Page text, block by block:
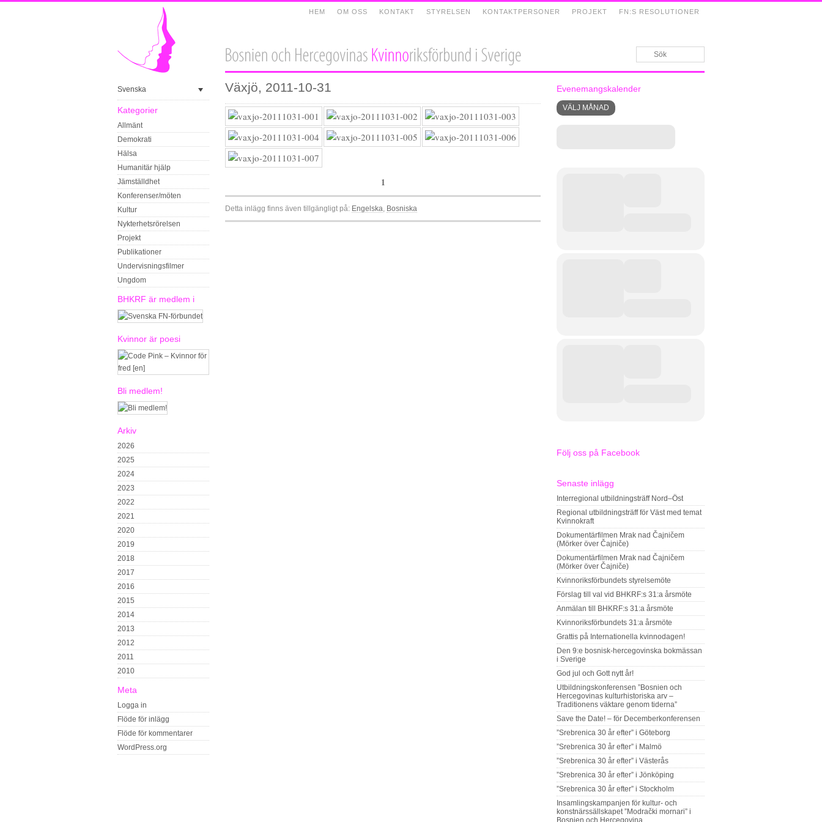
FN:S RESOLUTIONER
PROJEKT
KONTAKTPERSONER
STYRELSEN
KONTAKT
OM OSS
HEM
Svenska
Kategorier
Allmänt
Demokrati
Hälsa
Humanitär hjälp
Jämställdhet
Konferenser/möten
Kultur
Nykterhetsrörelsen
Projekt
Publikationer
Undervisningsfilmer
Ungdom
BHKRF är medlem i
Kvinnor är poesi
Bli medlem!
Arkiv
2026
2025
2024
2023
2022
2021
2020
2019
2018
2017
2016
2015
2014
2013
2012
2011
2010
Meta
Logga in
Flöde för inlägg
Flöde för kommentarer
WordPress.org
Växjö, 2011-10-31
1
Detta inlägg finns även tillgängligt på: Engelska Bosniska
Evenemangskalender
VÄLJ MÅNAD
Följ oss på Facebook
Senaste inlägg
Interregional utbildningsträff Nord–Öst
Regional utbildningsträff för Väst med temat
Kvinnokraft
Dokumentärfilmen Mrak nad Čajničem
(Mörker över Čajniče)
Dokumentärfilmen Mrak nad Čajničem
(Mörker över Čajniče)
Kvinnoriksförbundets styrelsemöte
Förslag till val vid BHKRF:s 31:a årsmöte
Anmälan till BHKRF:s 31:a årsmöte
Kvinnoriksförbundets 31:a årsmöte
Grattis på Internationella kvinnodagen!
Den 9:e bosnisk-hercegovinska bokmässan
i Sverige
God jul och Gott nytt år!
Utbildningskonferensen ”Bosnien och
Hercegovinas kulturhistoriska arv –
Traditionens väktare genom tiderna”
Save the Date! – för Decemberkonferensen
”Srebrenica 30 år efter” i Göteborg
”Srebrenica 30 år efter” i Malmö
”Srebrenica 30 år efter” i Västerås
”Srebrenica 30 år efter” i Jönköping
”Srebrenica 30 år efter” i Stockholm
Insamlingskampanjen för kultur- och
konstnärssällskapet ”Modrački mornari” i
Bosnien och Hercegovina